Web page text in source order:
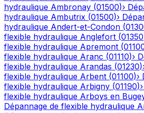
hydraulique Ambronay (01500)›
hydraulique Ambutrix (01500)›
hydraulique Andert-et-Condon (
flexible hydraulique Anglefort (01350
flexible hydraulique Apremont (
flexible hydraulique Aranc (01110)›
flexible hydraulique Arandas (01230)
flexible hydraulique Arbent (01100)›
flexible hydraulique Arbigny (01190)›
flexible hydraulique Arboys en
Dépannage de flexible hydraulique